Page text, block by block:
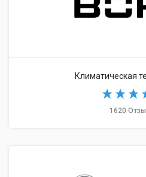
Климатическая
1620